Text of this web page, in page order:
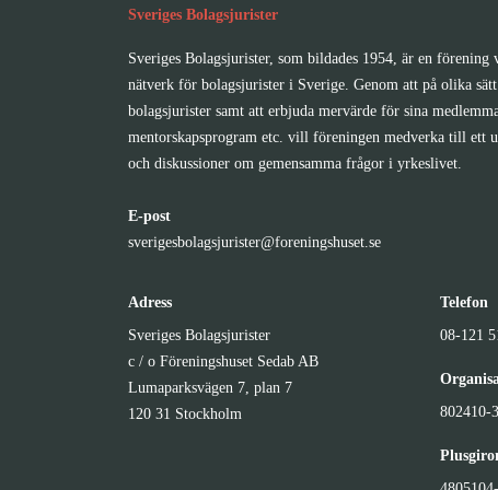
Sveriges Bolagsjurister
Sveriges Bolagsjurister, som bildades 1954, är en förening
nätverk för bolagsjurister i Sverige. Genom att på olika
bolagsjurister samt att erbjuda mervärde för sina
mentorskapsprogram etc. vill föreningen medverka till ett
och diskussioner om gemensamma frågor i yrkeslivet.
E-post
sverigesbolagsjurister@foreningshuset.se
Adress
Sveriges Bolagsjurister
c / o Föreningshuset Sedab AB
Lumaparksvägen 7, plan 7
120 31 Stockholm
Telefon
08-121
802410-